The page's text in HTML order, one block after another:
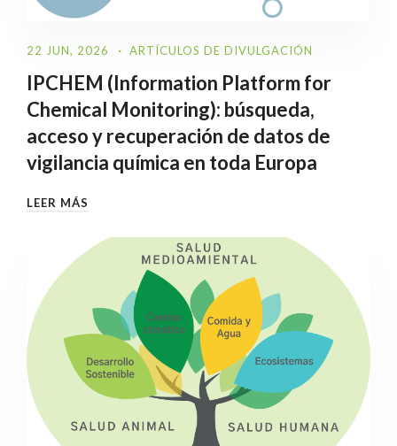
22 JUN, 2026 ARTÍCULOS DE DIVULGACIÓN
IPCHEM (Information Platform for
Chemical Monitoring): búsqueda,
acceso y recuperación de datos de
vigilancia química en toda Europa
LEER MÁS